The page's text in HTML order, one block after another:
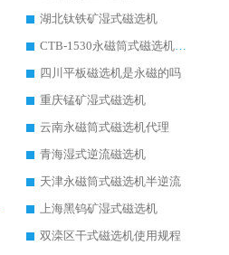
湖北钛铁矿湿式磁选机
CTB-1530永磁筒式磁选机代理商
四川平板磁选机是永磁的吗
重庆锰矿湿式磁选机
云南永磁筒式磁选机代理
青海湿式逆流磁选机
天津永磁筒式磁选机半逆流
上海黑钨矿湿式磁选机
双滦区干式磁选机使用规程